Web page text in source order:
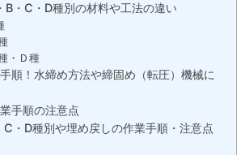
B・C・D種別の材料や工法の違い
・Ｄ種
順！水締め方法や締固め（転圧）機械に
手順の注意点
・D種別や埋め戻しの作業手順・注意点